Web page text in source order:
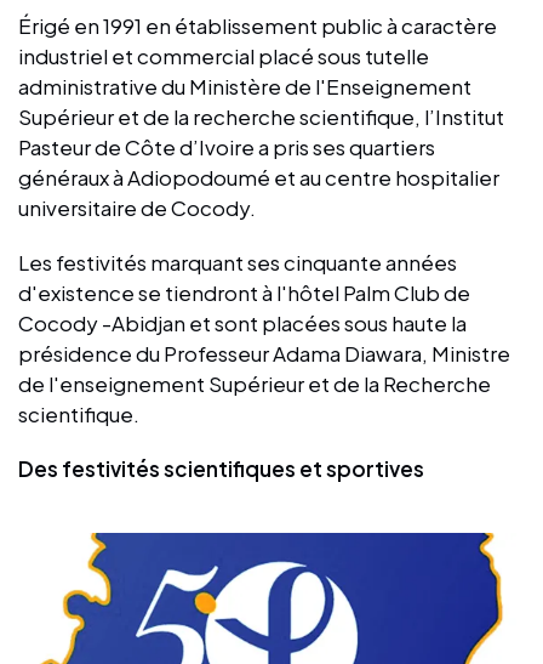
Érigé en 1991 en établissement public à caractère
industriel et commercial placé sous tutelle
administrative du Ministère de l'Enseignement
Supérieur et de la recherche scientifique, l’Institut
Pasteur de Côte d’Ivoire a pris ses quartiers
généraux à Adiopodoumé et au centre hospitalier
universitaire de Cocody.
Les festivités marquant ses cinquante années
d'existence se tiendront à l'hôtel Palm Club de
Cocody -Abidjan et sont placées sous haute la
présidence du Professeur Adama Diawara, Ministre
de l'enseignement Supérieur et de la Recherche
scientifique.
Des festivités scientifiques et sportives